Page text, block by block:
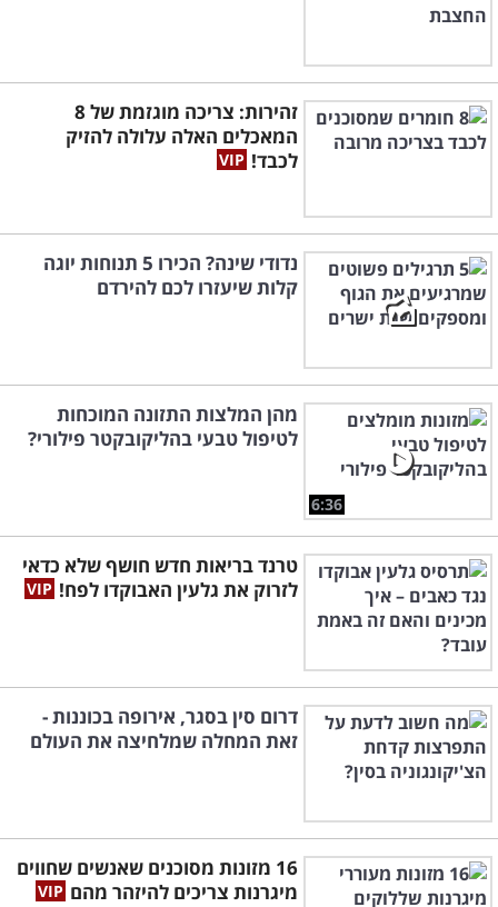
זהירות: צריכה מוגזמת של 8
המאכלים האלה עלולה להזיק
לכבד!
נדודי שינה? הכירו 5 תנוחות יוגה
קלות שיעזרו לכם להירדם
6:36
מהן המלצות התזונה המוכחות
לטיפול טבעי בהליקובקטר פילורי?
טרנד בריאות חדש חושף שלא כדאי
לזרוק את גלעין האבוקדו לפח!
דרום סין בסגר, אירופה בכוננות -
זאת המחלה שמלחיצה את העולם
16 מזונות מסוכנים שאנשים שחווים
מיגרנות צריכים להיזהר מהם